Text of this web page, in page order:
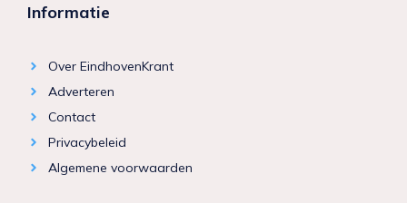
Informatie
Over EindhovenKrant
Adverteren
Contact
Privacybeleid
Algemene voorwaarden